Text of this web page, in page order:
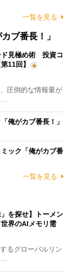
一覧を見る
ブ番長！」
ド見極め術 投資コ
11回】
圧倒的な情報量が
俺がカブ番長！」
ック「俺がカブ番
一覧を見る
を探せ】トーメン
界のAIメモリ需
るグローバルリン